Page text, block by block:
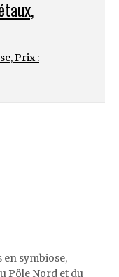
,Prix :
symbiose,
Pôle Nord et du